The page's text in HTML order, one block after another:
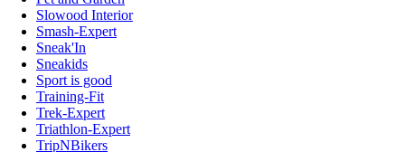
Slowood Interior
Smash-Expert
Sneak'In
Sneakids
Sport is good
Training-Fit
Trek-Expert
Triathlon-Expert
TripNBikers